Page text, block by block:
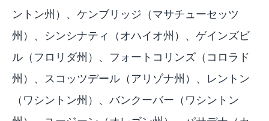
ントン州）、ケンブリッジ（マサチューセッツ
州）、シンシナティ（オハイオ州）、ゲインズビ
ル（フロリダ州）、フォートコリンズ（コロラド
州）、スコッツデール（アリゾナ州）、レントン
（ワシントン州）、バンクーバー（ワシントン